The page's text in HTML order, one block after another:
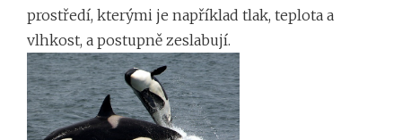
prostředí, kterými je například tlak, teplota a
vlhkost, a postupně zeslabují.